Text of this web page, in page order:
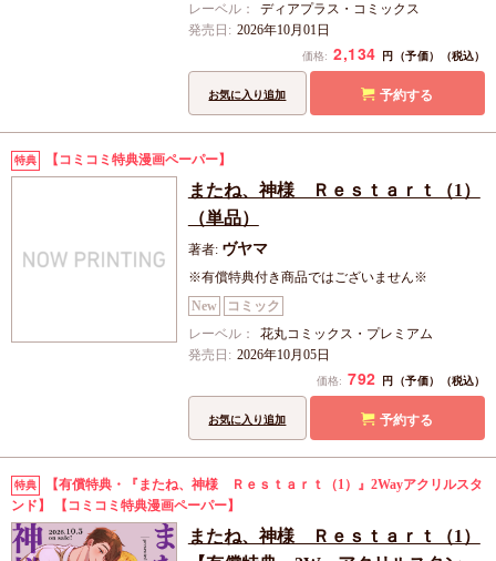
レーベル：
ディアプラス・コミックス
発売日: 2026年10月01日
価格: 2,134 円（予価） （税込）
予約する
お気に入り追加
特典 【コミコミ特典漫画ペーパー】
またね、神様 Ｒｅｓｔａｒｔ（1）
（単品）
著者: ヴヤマ
※有償特典付き商品ではございません※
New
コミック
レーベル：
花丸コミックス・プレミアム
発売日: 2026年10月05日
価格: 792 円（予価） （税込）
予約する
お気に入り追加
特典
【有償特典・『またね、神様 Ｒｅｓｔａｒｔ（1）』2Wayアクリルスタ
ンド】
【コミコミ特典漫画ペーパー】
またね、神様 Ｒｅｓｔａｒｔ（1）